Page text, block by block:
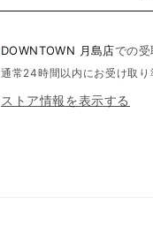
DOWNTOWN 月島店での受
通常24時間以内にお受け取り
ストア情報を表示する